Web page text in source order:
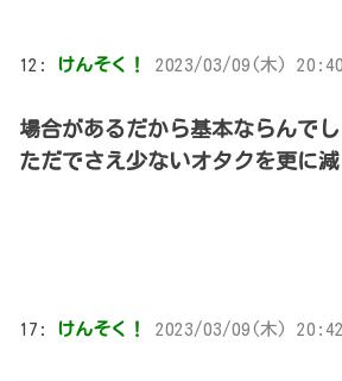
12: けんそく！ 2023/03/09(木)
場合があるだから基本ならんでし
ただでさえ少ないオタクを更に
17: けんそく！ 2023/03/09(木)